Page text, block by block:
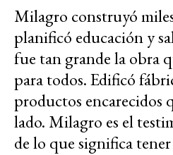
Milagro construyó
planificó educación y
fue tan grande la obra
para todos. Edificó
productos encarecidos
lado. Milagro es el
de lo que significa